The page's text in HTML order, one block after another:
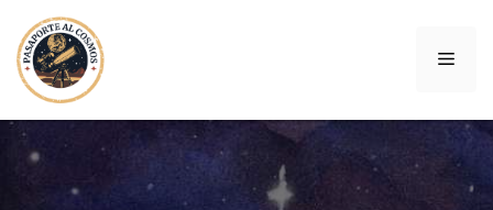
Saltar
contenido